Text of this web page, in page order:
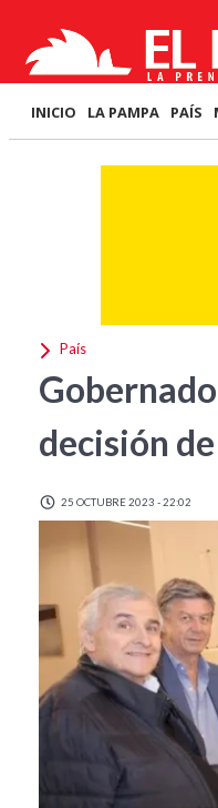
INICIO LA PAMPA PAÍS
País
decisión
25 OCTUBRE 2023 - 22:02